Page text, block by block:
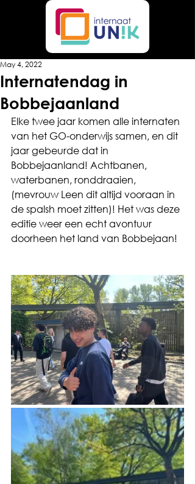
Internatendag in
Bobbejaanland
May 4, 2022
Elke twee jaar komen alle internaten
van het GO-onderwijs samen, en dit
jaar gebeurde dat in
Bobbejaanland! Achtbanen,
waterbanen, ronddraaien,
(mevrouw Leen dit altijd vooraan in
de spalsh moet zitten)! Het was deze
editie weer een echt avontuur
doorheen het land van Bobbejaan!